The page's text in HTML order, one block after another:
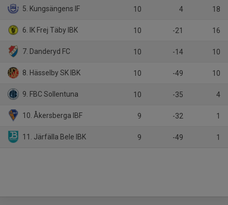
5. Kungsängens IF 10 4 18
6. IK Frej Täby IBK 10 -21 16
7. Danderyd FC 10 -14 10
8. Hässelby SK IBK 10 -49 10
9. FBC Sollentuna 10 -35 4
10. Åkersberga IBF 9 -32 1
11. Järfälla Bele IBK 9 -49 1